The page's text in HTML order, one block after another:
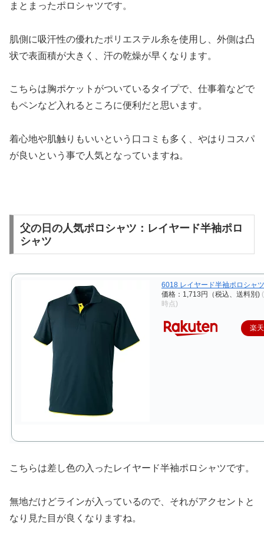
まとまったポロシャツです。
肌側に吸汗性の優れたポリエステル糸を使用し、外側は凸
状で表面積が大きく、汗の乾燥が早くなります。
こちらは胸ポケットがついているタイプで、仕事着などで
もペンなど入れるところに便利だと思います。
着心地や肌触りもいいという口コミも多く、やはりコスパ
が良いという事で人気となっていますね。
父の日の人気ポロシャツ：レイヤード半袖ポロ
シャツ
6018 レイヤード半袖ポロシャツ
価格：1,713円（税込、送料別)
時点)
楽
こちらは差し色の入ったレイヤード半袖ポロシャツです。
無地だけどラインが入っているので、それがアクセントと
なり見た目が良くなりますね。